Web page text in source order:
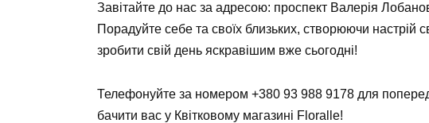
Завітайте до нас за адресою: проспект Валерія
Порадуйте себе та своїх близьких, створюючи настрій
зробити свій день яскравішим вже сьогодні!
Телефонуйте за номером +380 93 988 9178 для
бачити вас у Квітковому магазині Floralle!